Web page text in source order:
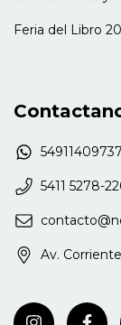
Feria del Libro
5411 5278-
Av.